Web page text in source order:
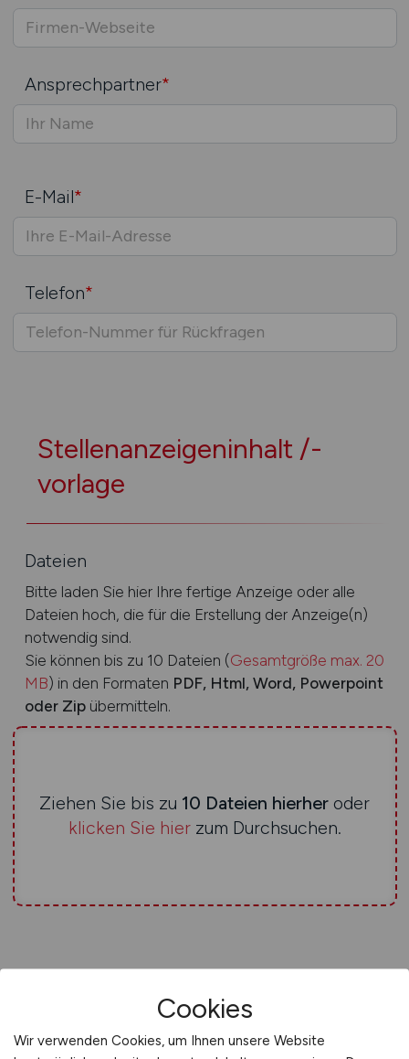
Ansprechpartner*
E-Mail*
Telefon*
Stellenanzeigeninhalt /-
vorlage
Dateien
Bitte laden Sie hier Ihre fertige Anzeige oder alle
Dateien hoch, die für die Erstellung der Anzeige(n)
notwendig sind.
Sie können bis zu 10 Dateien (Gesamtgröße max. 20
MB) in den Formaten PDF, Html, Word, Powerpoint
oder Zip übermitteln.
Ziehen Sie bis zu 10 Dateien hierher oder
klicken Sie hierzum Durchsuchen.
Bemerkungen / Nachricht an uns
Cookies
Wir verwenden Cookies, um Ihnen unsere Website